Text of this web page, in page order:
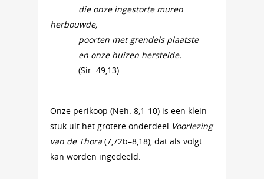
die onze ingestorte muren
herbouwde,
poorten met grendels plaatste
en onze huizen herstelde.
(Sir. 49,13)
Onze perikoop (Neh. 8,1-10) is een klein
stuk uit het grotere onderdeel Voorlezing
van de Thora (7,72b–8,18), dat als volgt
kan worden ingedeeld: